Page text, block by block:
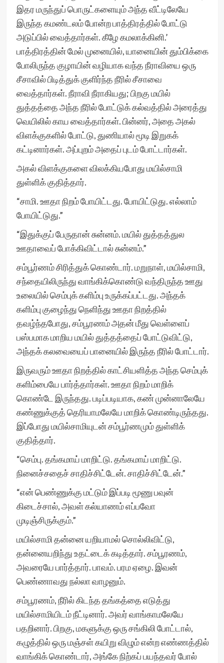
இதர மருந்துப் பொருட்களையும் அந்த வீட்டிலேயே
இருந்த கமண்டலம் போன்ற பாத்திரத்தில் போட்டு
அடுப்பில் வைத்தார்கள். கீழே கமலாக்கினி.’
பாத்திரத்தின் மேல் முனையில், யானையின் தும்பிக்கை
போலிருந்த குழாயின் வழியாக வந்த நீராவியை ஒரு
சீசாவில் பிடித்துக் குளிர்ந்த நீரில் சீசாவை
வைத்தார்கள். நீராவி நீராகியது; பிறகு மயில்
துத்தத்தை அந்த நீரில் போட்டுக் கல்வத்தில் அரைத்து
வெயிலில் காய வைத்தார்கள். பின்னர், அதை அகல்
விளக்குகளில் போட்டு, துணியால் மூடி இறுகக்
கட்டினார்கள். அப்புறம் அதைப் புடம் போட்டார்கள்.
அகல் விளக்குகளை விலக்கியபோது மயில்சாமி
துள்ளிக் குதித்தார்.
“சாமி. ஊதா நிறம் போயிட்டது. போயிட்டுது. எல்லாம்
போயிட்டுது.”
“இதுக்குப் பேருதான் சுன்னம். மயில் துத்தத்துல
ஊதாவைப் போக்கிவிட்டால் சுன்னம்.”
சம்பூர்ணம் சிரித்துக் கொண்டார். மறுநாள், மயில்சாமி,
சந்தையிலிருந்து வாங்கிக்கொண்டு வந்திருந்த ஊது
உலையில் செம்புக் களிம்பு உருக்கப்பட்டது. அந்தக்
களிம்பு குழைந்து நெளிந்து ஊதா நிறத்தில்
தவழ்ந்தபோது, சம்பூரணம் அதன் மீது வெள்ளைப்
பஸ்பமாக மாறிய மயில் துத்தத்தைப் போட்டுவிட்டு,
அந்தக் கலவையைப் பானையில் இருந்த நீரில் போட்டார்.
இருவரும் ஊதா நிறத்தில் காட்சியளித்த அந்த செம்புக்
களிம்பையே பார்த்தார்கள். ஊதா நிறம் மாறிக்
கொண்டே இருந்தது. படிப்படியாக, கண் முன்னாலேயே
கண்ணுக்குத் தெரியாமலேயே மாறிக் கொண்டிருந்தது.
இப்போது மயில்சாமியுடன் சம்பூர்ணமும் துள்ளிக்
குதித்தார்.
“செம்பு. தங்கமாய் மாறிட்டு. தங்கமாய் மாறிட்டு.
நினைச்சதைச் சாதிச்சிட்டேன். சாதிச்சிட்டேன்.”
“என் பெண்ணுக்கு மட்டும் இப்படி மூணு பவுன்
கிடைச்சால், அவள் கல்யாணம் எப்பவோ
முடிஞ்சிருக்கும்.”
மயில்சாமி தன்னை யறியாமல் சொல்லிவிட்டு,
தன்னையறிந்து உதட்டைக் கடித்தார். சம்பூரணம்,
அவரையே பார்த்தார். பாவம். பரம ஏழை. இவன்
பெண்ணாவது நல்லா வாழனும்.
சம்பூரணம், நீரில் கிடந்த தங்கத்தை எடுத்து
மயில்சாமியிடம் நீட்டினார். அவர் வாங்காமலேயே
பதறினார். பிறகு, மகளுக்கு ஒரு சங்கிலி போட்டால்,
கழுத்தில் ஒரு மஞ்சள் கயிறு விழும் என்ற எண்ணத்தில்
வாங்கிக் கொண்டார், அங்கே நிற்கப் பயந்தவர் போல்